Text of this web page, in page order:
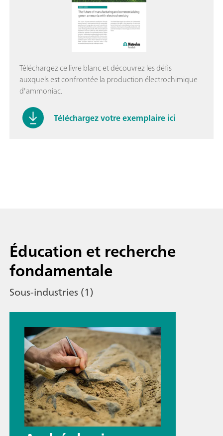
Téléchargez ce livre blanc et découvrez les défis
auxquels est confrontée la production électrochimique
d'ammoniac.
Téléchargez votre exemplaire ici
Éducation et recherche
fondamentale
Sous-industries (1)